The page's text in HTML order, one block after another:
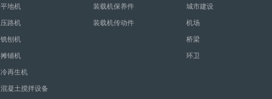
平地机
压路机
铣刨机
摊铺机
冷再生机
混凝土搅拌设备
装载机保养件
装载机传动件
城市建设
机场
桥梁
环卫